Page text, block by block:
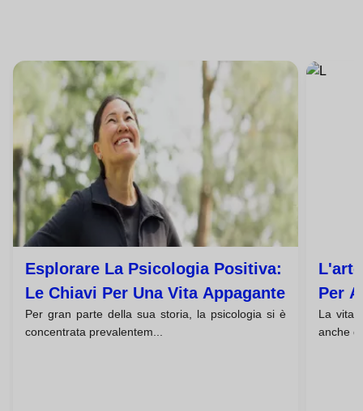
Esplorare La Psicologia Positiva:
Le Chiavi Per Una Vita Appagante
Per gran parte della sua storia, la psicologia si è
concentrata prevalentem...
Per
La vita
anche